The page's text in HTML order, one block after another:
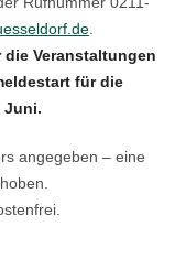
Veranstaltungen
für die
Juni.
angegeben – eine